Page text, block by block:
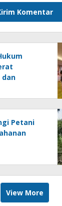
dan
Petani
View More